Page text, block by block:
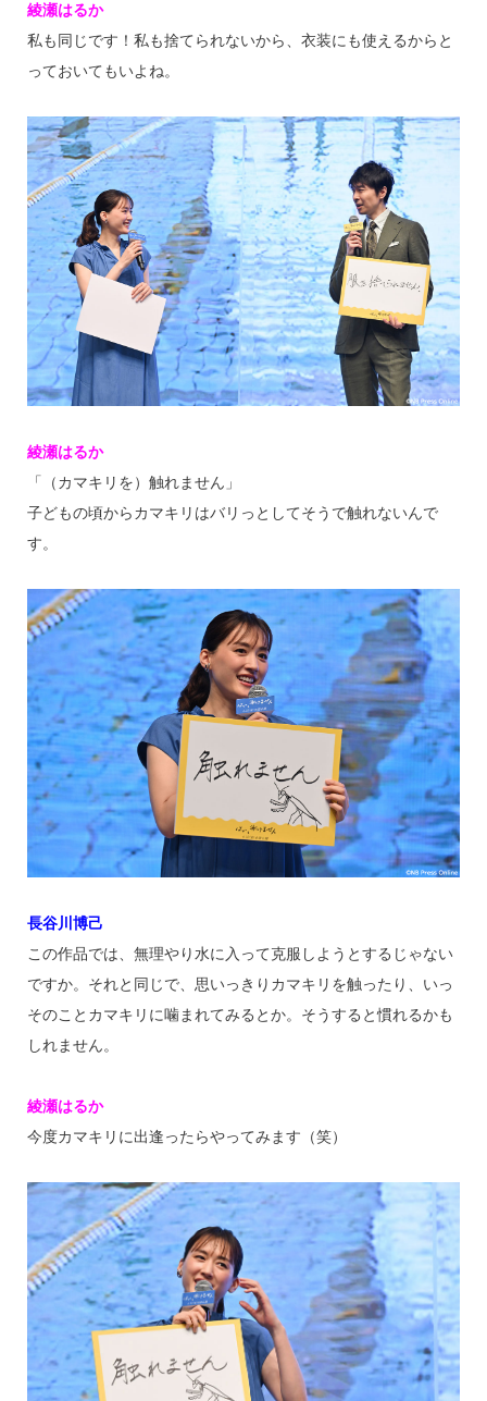
綾瀬はるか
私も同じです！私も捨てられないから、衣装にも使えるからと
っておいてもいよね。
綾瀬はるか
「（カマキリを）触れません」
子どもの頃からカマキリはバリっとしてそうで触れないんで
す。
長谷川博己
この作品では、無理やり水に入って克服しようとするじゃない
ですか。それと同じで、思いっきりカマキリを触ったり、いっ
そのことカマキリに噛まれてみるとか。そうすると慣れるかも
しれません。
綾瀬はるか
今度カマキリに出逢ったらやってみます（笑）